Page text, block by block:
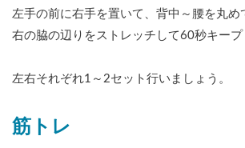
左手の前に右手を置いて、背中～腰を丸め
右の脇の辺りをストレッチして60秒キープ
左右それぞれ1～2セット行いましょう。
筋トレ